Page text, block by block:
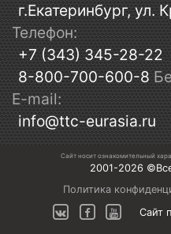
г.Екатеринбург, ул.
Телефон:
+7 (343) 345-28-22
8-800-700-600-8
E-mail:
info@ttc-eurasia.ru
Сайт носит ознакомительный
2001-2026
Политика
Сайт